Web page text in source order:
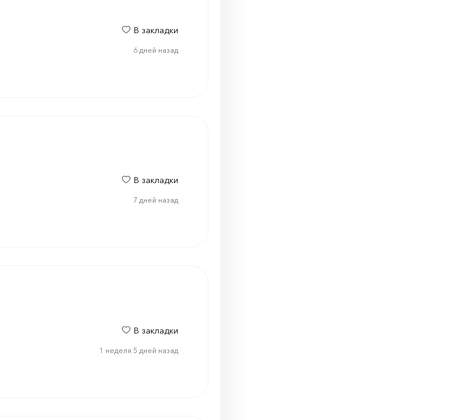
В закладки
6 дней назад
В закладки
7 дней назад
В закладки
1 неделя 5 дней назад